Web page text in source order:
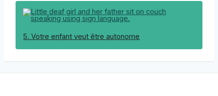
5. Votre enfant veut être autonome